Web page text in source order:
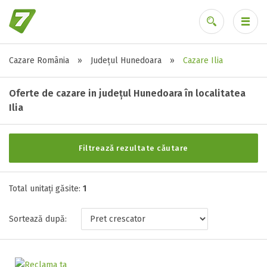
Cazare România » Județul Hunedoara » Cazare Ilia
Oferte de cazare in județul Hunedoara în localitatea
Ilia
Filtrează rezultate căutare
Alte tipuri de unități
Toate tipurile de unitati de cazari
Stele / margarete
Neclasificat
1 stea / margareta
2 stele / margarete
3 stele / margarete
4 stele / margarete
Total unitați găsite: 1
Sortează după: